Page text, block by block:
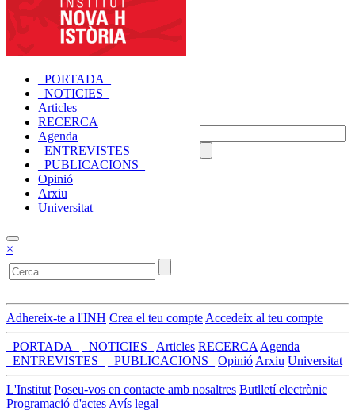
_PORTADA_
_NOTICIES_
Articles
RECERCA
Agenda
_ENTREVISTES_
_PUBLICACIONS_
Opinió
Arxiu
Universitat
×
Adhereix-te a l'INH Crea el teu compte Accedeix al teu compte
_PORTADA_ _NOTICIES_ Articles RECERCA Agenda
_ENTREVISTES_
_PUBLICACIONS_ Opinió Arxiu Universitat
L'Institut Poseu-vos en contacte amb nosaltres Butlletí electrònic
Programació d'actes Avís legal